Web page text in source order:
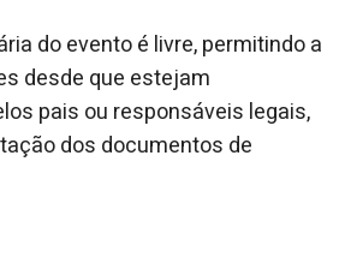
do evento é livre, permitindo a
desde que estejam
pais ou responsáveis legais,
dos documentos de